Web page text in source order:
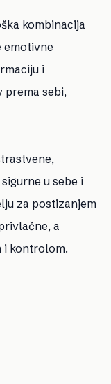
kombinacija
emotivne
i
prema sebi,
u sebe i
za postizanjem
a
i kontrolom.